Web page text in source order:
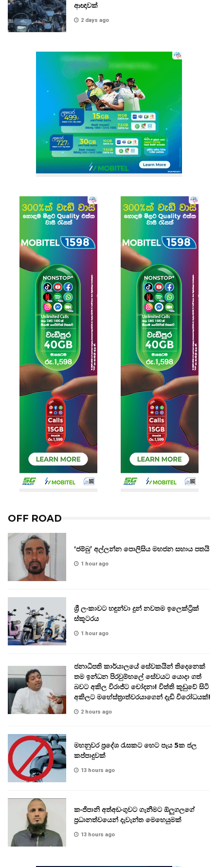
ආඥාවක්
2 days ago
OFF ROAD
‘ජම්බු’ අල්ලන්න පොලිසිය මහජන සහාය පතයි
1 hour ago
ශ්‍රී ලංකාවට හඳුන්වා දුන් නවතම ඉලෙක්ට්‍රික්
ස්කූටරය
1 hour ago
ජනාධිපති කාර්යාලයේ සේවකයින් තිදෙනෙක්
තම ඉන්ධන පිරවුම්හලේ සේවයට යොදා ගත්
බවට අකිල විරාජ්ට චෝදනා! විත්ති කූඩුවේ සිටි
අකිලට මහේස්ත්‍රාත්වරයාගෙන් දැඩි විරෝධයක්!
2 hours ago
මහනුවර ප්‍රදේශ රැසකට හෙට පැය 5ක ජල
කප්පාදුවක්
13 hours ago
කංජිපානි අත්අඩංගුවට ගැනීමට ඕලුගලගේ
ප්‍රධානත්වයෙන් දැවැන්ත මෙහෙයුමක්
13 hours ago